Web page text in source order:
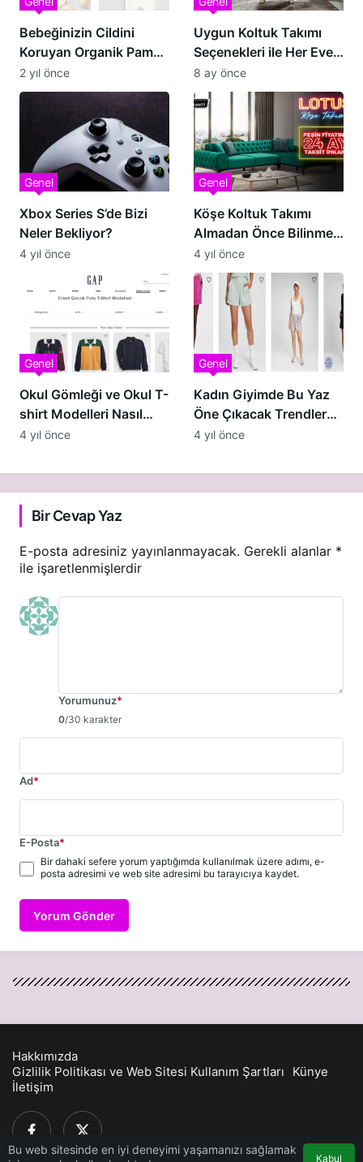
Bebeğinizin Cildini
Koruyan Organik Pamuk
Bebek Kıyafetleri
2 yıl önce
Uygun Koltuk Takımı
Seçenekleri ile Her Eve
Ulaşılabilir Şıklık
8 ay önce
Xbox Series S’de Bizi
Neler Bekliyor?
Genel
4 yıl önce
Köşe Koltuk Takımı
Almadan Önce Bilinmesi
Gerekenler
Genel
4 yıl önce
Okul Gömleği ve Okul T-
shirt Modelleri Nasıl
Olmalı?
Genel
4 yıl önce
Kadın Giyimde Bu Yaz
Öne Çıkacak Trendler
Neler?
Genel
4 yıl önce
Bir Cevap Yaz
E-posta adresiniz yayınlanmayacak. Gerekli alanlar *
ile işaretlenmişlerdir
Yorumunuz*
0/30 karakter
Ad*
E-Posta*
Bir dahaki sefere yorum yaptığımda kullanılmak üzere adımı, e-
posta adresimi ve web site adresimi bu tarayıcıya kaydet.
Yorum Gönder
Bu web sitesinde en iyi deneyimi yaşamanızı sağlamak
Kabul
Hakkımızda
Gizlilik Politikası ve Web Sitesi Kullanım Şartları
Künye
İletişim